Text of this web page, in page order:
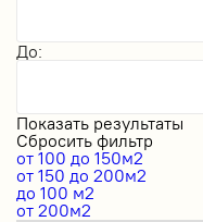
До:
Показать результаты
Сбросить фильтр
от 100 до 150м2
от 150 до 200м2
до 100 м2
от 200м2